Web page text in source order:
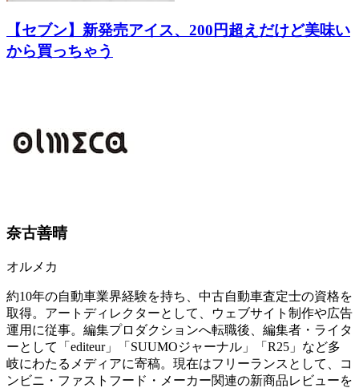
【セブン】新発売アイス、200円超えだけど美味い
から買っちゃう
奈古善晴
オルメカ
約10年の自動車業界経験を持ち、中古自動車査定士の資格を
取得。アートディレクターとして、ウェブサイト制作や広告
運用に従事。編集プロダクションへ転職後、編集者・ライタ
ーとして「editeur」「SUUMOジャーナル」「R25」など多
岐にわたるメディアに寄稿。現在はフリーランスとして、コ
ンビニ・ファストフード・メーカー関連の新商品レビューを